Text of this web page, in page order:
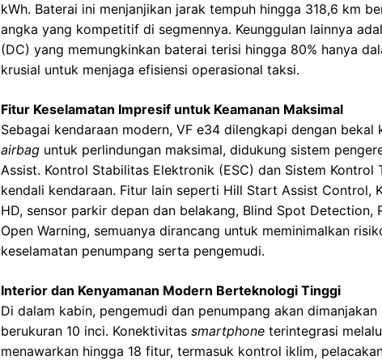
kWh. Baterai ini menjanjikan jarak tempuh hingga 318,6 km
angka yang kompetitif di segmennya. Keunggulan lainnya
(DC) yang memungkinkan baterai terisi hingga 80% hanya
krusial untuk menjaga efisiensi operasional taksi.
Fitur Keselamatan Impresif untuk Keamanan Maksimal
Sebagai kendaraan modern, VF e34 dilengkapi dengan
airbag untuk perlindungan maksimal, didukung sistem
Assist. Kontrol Stabilitas Elektronik (ESC) dan Sistem
kendali kendaraan. Fitur lain seperti Hill Start Assist Control,
HD, sensor parkir depan dan belakang, Blind Spot
Open Warning, semuanya dirancang untuk meminimalkan
keselamatan penumpang serta pengemudi.
Interior dan Kenyamanan Modern Berteknologi Tinggi
Di dalam kabin, pengemudi dan penumpang akan dimanjakan
berukuran 10 inci. Konektivitas smartphone terintegrasi
menawarkan hingga 18 fitur, termasuk kontrol iklim,